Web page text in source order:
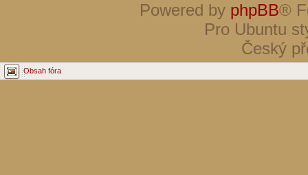
Powered by phpBB®
Pro Ubuntu
Český
Obsah fóra